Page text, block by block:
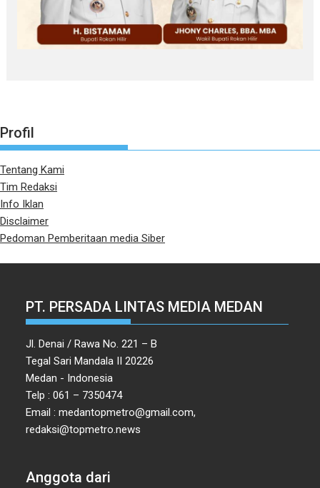
Profil
Tentang Kami
Tim Redaksi
Info Iklan
Disclaimer
Pedoman Pemberitaan media Siber
PT. PERSADA LINTAS MEDIA MEDAN
Jl. Denai / Rawa No. 221 – B
Tegal Sari Mandala II 20226
Medan - Indonesia
Telp : 061 – 7350474
Email : medantopmetro@gmail.com,
redaksi@topmetro.news
Anggota dari